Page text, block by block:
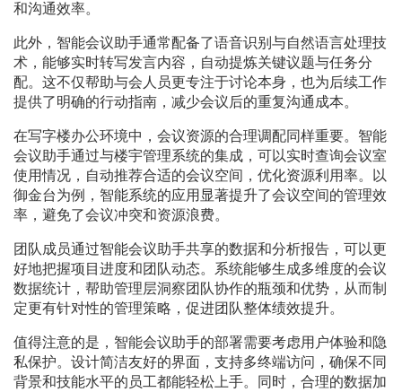
和沟通效率。
此外，智能会议助手通常配备了语音识别与自然语言处理技
术，能够实时转写发言内容，自动提炼关键议题与任务分
配。这不仅帮助与会人员更专注于讨论本身，也为后续工作
提供了明确的行动指南，减少会议后的重复沟通成本。
在写字楼办公环境中，会议资源的合理调配同样重要。智能
会议助手通过与楼宇管理系统的集成，可以实时查询会议室
使用情况，自动推荐合适的会议空间，优化资源利用率。以
御金台为例，智能系统的应用显著提升了会议空间的管理效
率，避免了会议冲突和资源浪费。
团队成员通过智能会议助手共享的数据和分析报告，可以更
好地把握项目进度和团队动态。系统能够生成多维度的会议
数据统计，帮助管理层洞察团队协作的瓶颈和优势，从而制
定更有针对性的管理策略，促进团队整体绩效提升。
值得注意的是，智能会议助手的部署需要考虑用户体验和隐
私保护。设计简洁友好的界面，支持多终端访问，确保不同
背景和技能水平的员工都能轻松上手。同时，合理的数据加